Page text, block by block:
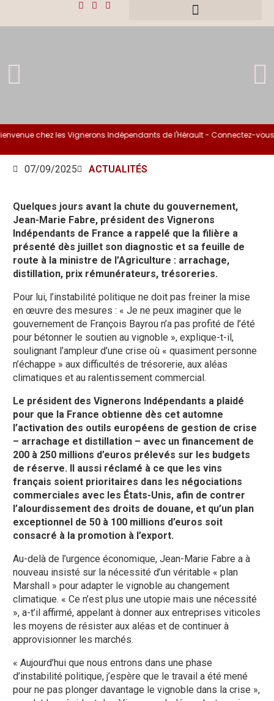
chez les Vignerons Indépendants de l'Hérault - Connectez-vous
07/09/2025 ACTUALITÉS
Quelques jours avant la chute du gouvernement,
Jean-Marie Fabre, président des Vignerons
Indépendants de France a rappelé que la filière a
présenté dès juillet son diagnostic et sa feuille de
route à la ministre de l’Agriculture : arrachage,
distillation, prix rémunérateurs, trésoreries.
Pour lui, l’instabilité politique ne doit pas freiner la mise
en œuvre des mesures : « Je ne peux imaginer que le
gouvernement de François Bayrou n’a pas profité de l’été
pour bétonner le soutien au vignoble », explique-t-il,
soulignant l’ampleur d’une crise où « quasiment personne
n’échappe » aux difficultés de trésorerie, aux aléas
climatiques et au ralentissement commercial.
Le président des Vignerons Indépendants a plaidé
pour que la France obtienne dès cet automne
l’activation des outils européens de gestion de crise
– arrachage et distillation – avec un financement de
200 à 250 millions d’euros prélevés sur les budgets
de réserve. Il aussi réclamé à ce que les vins
français soient prioritaires dans les négociations
commerciales avec les États-Unis, afin de contrer
l’alourdissement des droits de douane, et qu’un plan
exceptionnel de 50 à 100 millions d’euros soit
consacré à la promotion à l’export.
Au-delà de l’urgence économique, Jean-Marie Fabre a à
nouveau insisté sur la nécessité d’un véritable « plan
Marshall » pour adapter le vignoble au changement
climatique. « Ce n’est plus une utopie mais une nécessité
», a-t’il affirmé, appelant à donner aux entreprises viticoles
les moyens de résister aux aléas et de continuer à
approvisionner les marchés.
« Aujourd’hui que nous entrons dans une phase
d’instabilité politique, j’espère que le travail a été mené
pour ne pas plonger davantage le vignoble dans la crise »,